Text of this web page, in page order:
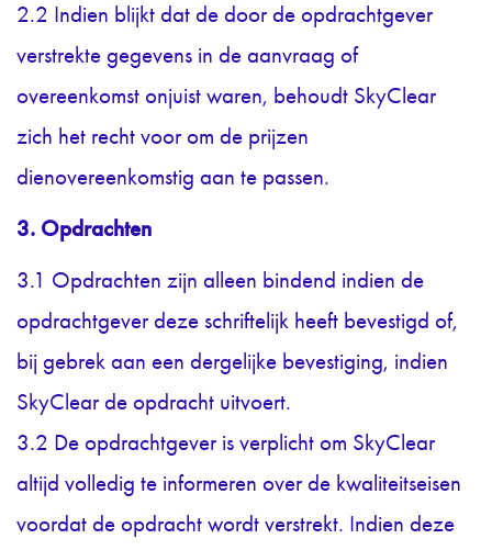
2.2 Indien blijkt dat de door de opdrachtgever
verstrekte gegevens in de aanvraag of
overeenkomst onjuist waren, behoudt SkyClear
zich het recht voor om de prijzen
dienovereenkomstig aan te passen.
3. Opdrachten
3.1 Opdrachten zijn alleen bindend indien de
opdrachtgever deze schriftelijk heeft bevestigd of,
bij gebrek aan een dergelijke bevestiging, indien
SkyClear de opdracht uitvoert.
3.2 De opdrachtgever is verplicht om SkyClear
altijd volledig te informeren over de kwaliteitseisen
voordat de opdracht wordt verstrekt. Indien deze